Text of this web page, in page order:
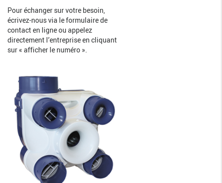
Pour échanger sur votre besoin,
écrivez-nous via le formulaire de
contact en ligne ou appelez
directement l’entreprise en cliquant
sur « afficher le numéro ».